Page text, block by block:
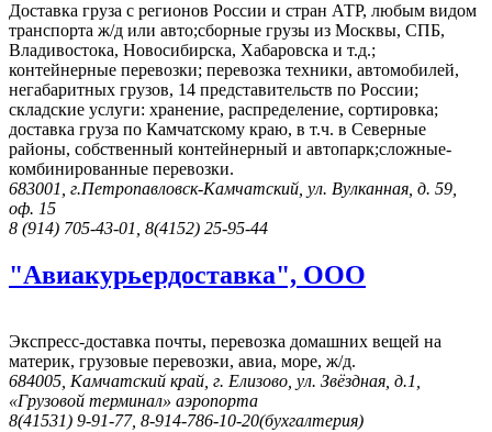
Доставка груза с регионов России и стран АТР, любым видом
транспорта ж/д или авто;сборные грузы из Москвы, СПБ,
Владивостока, Новосибирска, Хабаровска и т.д.;
контейнерные перевозки; перевозка техники, автомобилей,
негабаритных грузов, 14 представительств по России;
складские услуги: хранение, распределение, сортировка;
доставка груза по Камчатскому краю, в т.ч. в Северные
районы, собственный контейнерный и автопарк;сложные-
комбинированные перевозки.
683001, г.Петропавловск-Камчатский, ул. Вулканная, д. 59,
оф. 15
8 (914) 705-43-01, 8(4152) 25-95-44
"Авиакурьердоставка", ООО
Экспресс-доставка почты, перевозка домашних вещей на
материк, грузовые перевозки, авиа, море, ж/д.
684005, Камчатский край, г. Елизово, ул. Звёздная, д.1,
«Грузовой терминал» аэропорта
8(41531) 9-91-77, 8-914-786-10-20(бухгалтерия)